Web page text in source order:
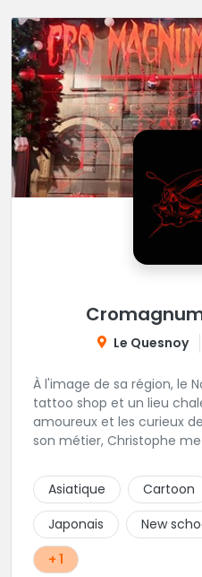
Le Quesnoy
À l'image de sa région, le
tattoo shop et un lieu
amoureux et les curieux
son métier, Christophe
Asiatique
Cartoon
Japonais
New
+ 1